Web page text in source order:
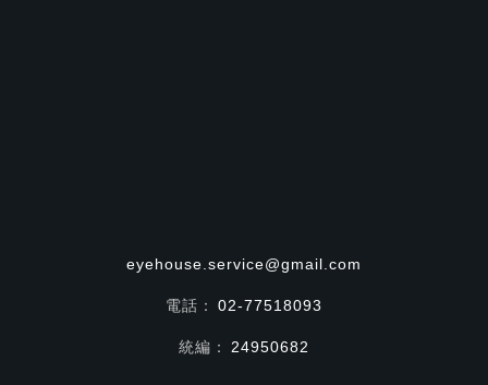
eyehouse.service@gmail.com
電話： 02-77518093
統編： 24950682